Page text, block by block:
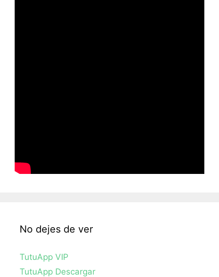
No dejes de ver
TutuApp VIP
TutuApp Descargar